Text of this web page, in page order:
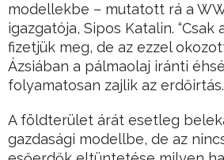
modellekbe – mutatott rá a
igazgatója, Sipos Katalin. “Csak
fizetjük meg, de az ezzel
Ázsiában a pálmaolaj iránti
folyamatosan zajlik az erdőirtás.
A földterület árát esetleg
gazdasági modellbe, de az